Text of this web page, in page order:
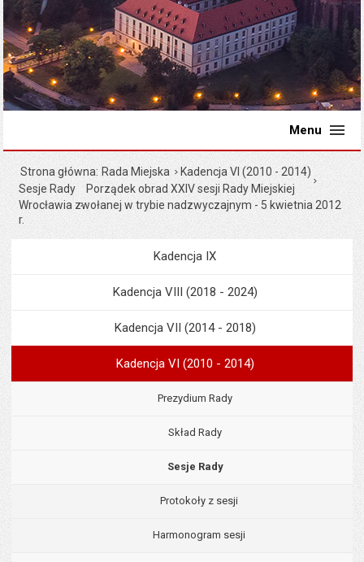
Menu
Strona główna Rada Miejska
Kadencja VI (2010 - 2014)
Sesje Rady
Porządek obrad XXIV sesji Rady Miejskiej
Wrocławia zwołanej w trybie nadzwyczajnym - 5 kwietnia 2012
r.
Menu
Kadencja IX
Kadencja VIII (2018 - 2024)
Kadencja VII (2014 - 2018)
Kadencja VI (2010 - 2014)
Prezydium Rady
Skład Rady
Sesje Rady
Protokoły z sesji
Harmonogram sesji